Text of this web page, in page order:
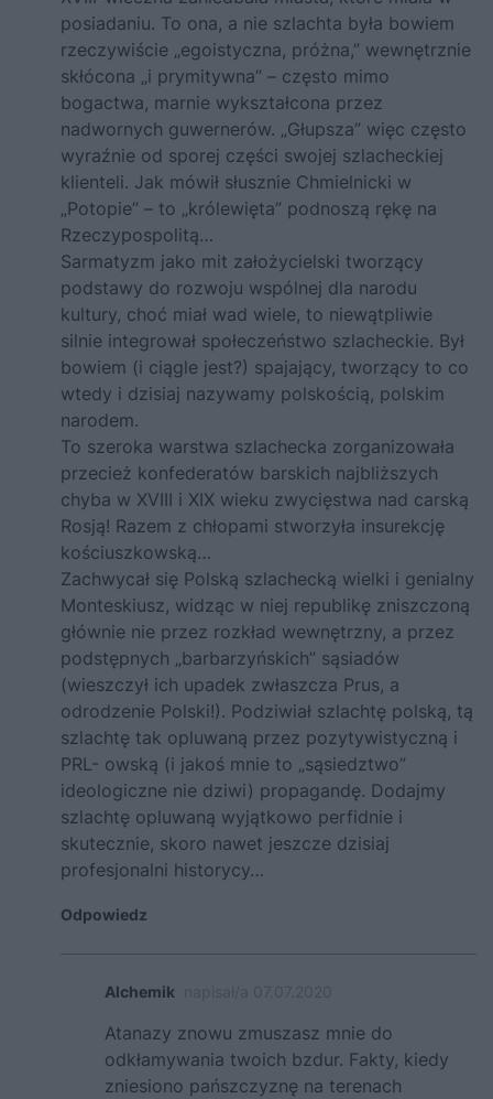
posiadaniu. To ona, a nie szlachta była bowiem
rzeczywiście „egoistyczna, próżna,” wewnętrznie
skłócona „i prymitywna” – często mimo
bogactwa, marnie wykształcona przez
nadwornych guwernerów. „Głupsza” więc często
wyraźnie od sporej części swojej szlacheckiej
klienteli. Jak mówił słusznie Chmielnicki w
„Potopie” – to „królewięta” podnoszą rękę na
Rzeczypospolitą…
Sarmatyzm jako mit założycielski tworzący
podstawy do rozwoju wspólnej dla narodu
kultury, choć miał wad wiele, to niewątpliwie
silnie integrował społeczeństwo szlacheckie. Był
bowiem (i ciągle jest?) spajający, tworzący to co
wtedy i dzisiaj nazywamy polskością, polskim
narodem.
To szeroka warstwa szlachecka zorganizowała
przecież konfederatów barskich najbliższych
chyba w XVIII i XIX wieku zwycięstwa nad carską
Rosją! Razem z chłopami stworzyła insurekcję
kościuszkowską…
Zachwycał się Polską szlachecką wielki i genialny
Monteskiusz, widząc w niej republikę zniszczoną
głównie nie przez rozkład wewnętrzny, a przez
podstępnych „barbarzyńskich” sąsiadów
(wieszczył ich upadek zwłaszcza Prus, a
odrodzenie Polski!). Podziwiał szlachtę polską, tą
szlachtę tak opluwaną przez pozytywistyczną i
PRL- owską (i jakoś mnie to „sąsiedztwo”
ideologiczne nie dziwi) propagandę. Dodajmy
szlachtę opluwaną wyjątkowo perfidnie i
skutecznie, skoro nawet jeszcze dzisiaj
profesjonalni historycy…
Odpowiedz
Alchemik
Atanazy znowu zmuszasz mnie do
odkłamywania twoich bzdur. Fakty, kiedy
zniesiono pańszczyznę na terenach